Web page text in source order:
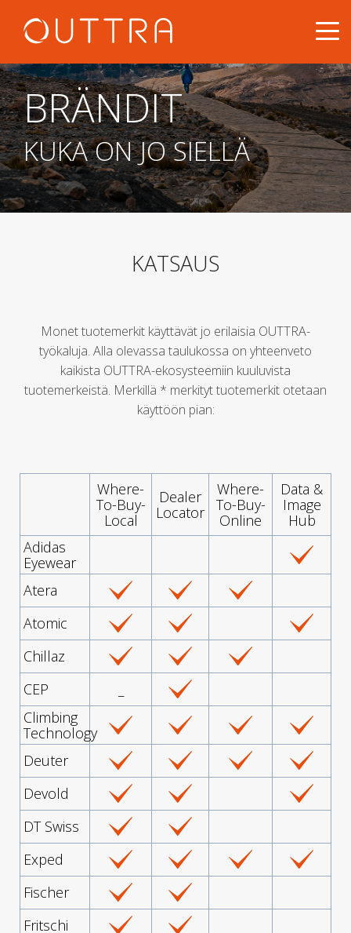
BRÄNDIT
KUKA ON JO SIELLÄ
KATSAUS
Monet tuotemerkit käyttävät jo erilaisia OUTTRA-
työkaluja. Alla olevassa taulukossa on yhteenveto
kaikista OUTTRA-ekosysteemiin kuuluvista
tuotemerkeistä. Merkillä * merkityt tuotemerkit otetaan
käyttöön pian:
Where-
To-Buy-
Local
Dealer
Locator
Where-
To-Buy-
Online
Data &
Image
Hub
Adidas
Eyewear
Atera
Atomic
Chillaz
CEP
Climbing
Technology
Deuter
Devold
DT Swiss
Exped
Fischer
Fritschi